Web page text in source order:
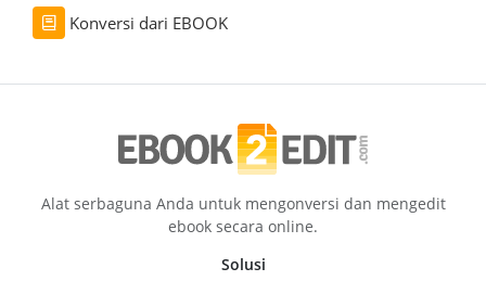
Konversi dari EBOOK
Alat serbaguna Anda untuk mengonversi dan mengedit
ebook secara online.
Solusi